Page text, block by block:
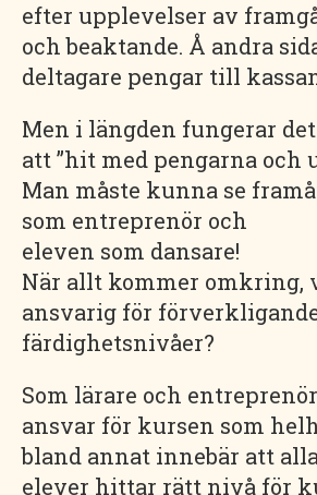
efter upplevelser av
och beaktande. Å andra
deltagare pengar till
Men i längden fungerar
att ”hit med pengarna och
Man måste kunna se
som entreprenör och
eleven som dansare!
När allt kommer omkring,
ansvarig för
färdighetsnivåer?
Som lärare och
ansvar för kursen som
bland annat innebär att
elever hittar rätt nivå för